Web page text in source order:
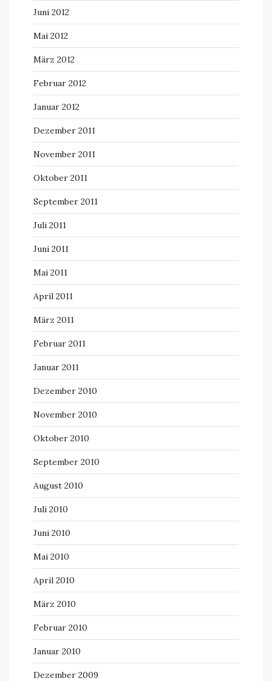
Juni 2012
Mai 2012
März 2012
Februar 2012
Januar 2012
Dezember 2011
November 2011
Oktober 2011
September 2011
Juli 2011
Juni 2011
Mai 2011
April 2011
März 2011
Februar 2011
Januar 2011
Dezember 2010
November 2010
Oktober 2010
September 2010
August 2010
Juli 2010
Juni 2010
Mai 2010
April 2010
März 2010
Februar 2010
Januar 2010
Dezember 2009